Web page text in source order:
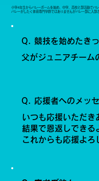
Q. 競技を始めたき
父がジュニアチーム
Q. 応援者へのメッ
いつも応援いただき
結果で恩返しできる
これからも応援よろ
小学4年生からバレーボームを始め、中学、高校と部活動でバ
バレーがしたく体育専門学群ではありませんがバレー部に入部